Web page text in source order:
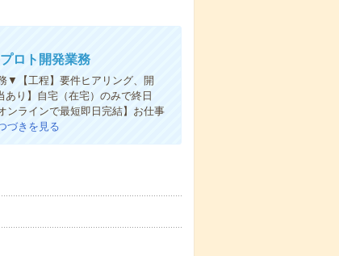
ロト開発業務
▼【工程】要件ヒアリング、開
り】自宅（在宅）のみで終日
ンラインで最短即日完結】お仕事
づきを見る